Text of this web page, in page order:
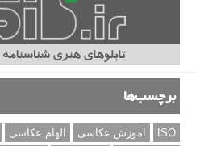
برچسب‌ها
ISO آموزش عکاسی الهام عکاسی